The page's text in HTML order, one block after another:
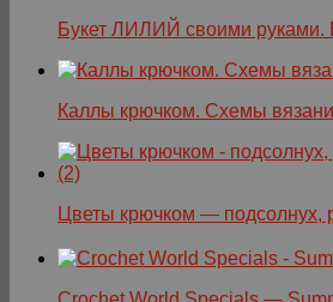
Букет ЛИЛИЙ своими руками.
Каллы крючком. Схемы
Цветы крючком — подсолнух,